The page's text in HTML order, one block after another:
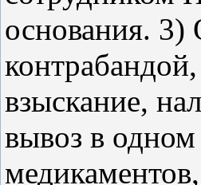
основания. 3)
взыскание,
вывоз в